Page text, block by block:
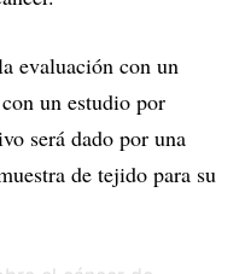
evaluación con un
un estudio por
será dado por una
de tejido para su